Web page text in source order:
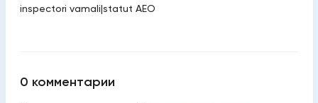
inspectori vamali|statut AEO
0 комментарии